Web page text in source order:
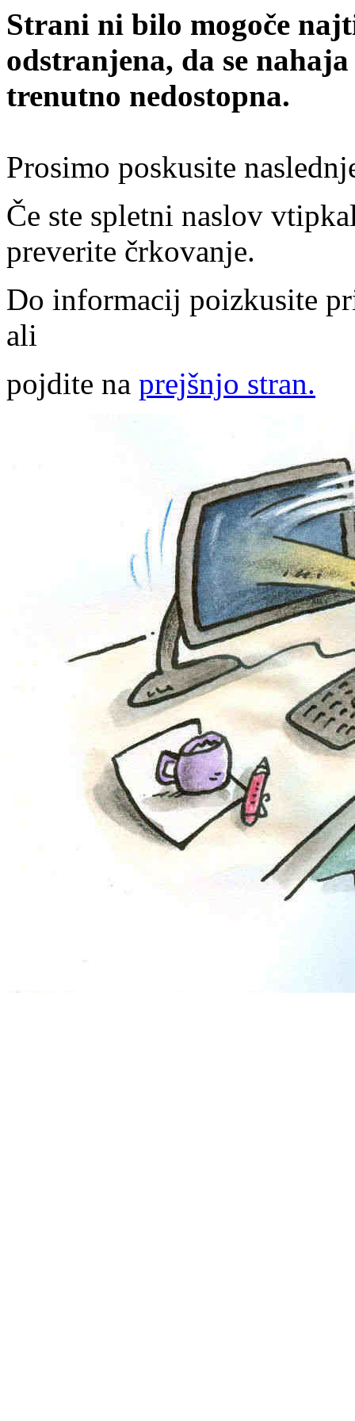
Strani ni bilo mogoče
odstranjena, da se
trenutno nedostopna.
Prosimo poskusite
Če ste spletni naslov
preverite črkovanje.
Do informacij poizkusite
ali
pojdite na prejšnjo stran.